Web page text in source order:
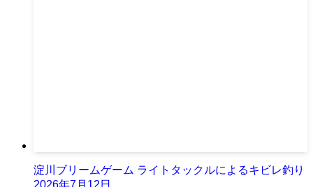
淀川ブリームゲーム ライトタックルによるキビレ釣り
2026年7月12日